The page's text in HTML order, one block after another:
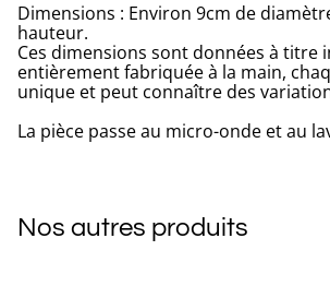
Dimensions : Environ 9cm de
hauteur.
Ces dimensions sont données à titre
entièrement fabriquée à la main,
unique et peut connaître des
La pièce passe au micro-onde et au
Nos autres produits